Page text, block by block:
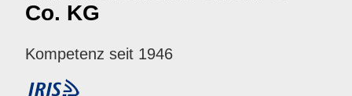
Co. KG
Kompetenz seit 1946